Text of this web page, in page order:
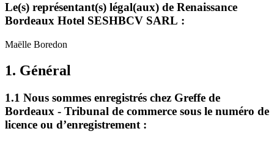
Le(s) représentant(s) légal(aux) de Renaissance
Bordeaux Hotel SESHBCV SARL :
Maëlle Boredon
1. Général
1.1 Nous sommes enregistrés chez Greffe de
Bordeaux - Tribunal de commerce sous le numéro de
licence ou d’enregistrement :